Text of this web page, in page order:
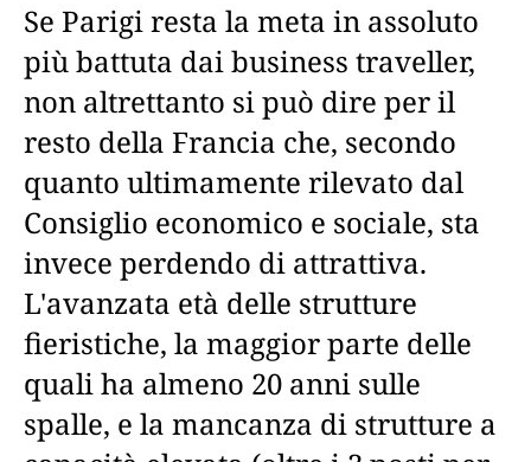
Se Parigi resta la meta in assoluto
più battuta dai business traveller,
non altrettanto si può dire per il
resto della Francia che, secondo
quanto ultimamente rilevato dal
Consiglio economico e sociale, sta
invece perdendo di attrattiva.
L'avanzata età delle strutture
fieristiche, la maggior parte delle
quali ha almeno 20 anni sulle
spalle, e la mancanza di strutture a